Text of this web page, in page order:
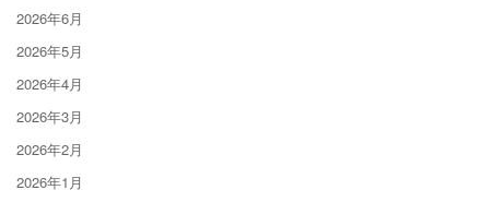
2026年6月
2026年5月
2026年4月
2026年3月
2026年2月
2026年1月